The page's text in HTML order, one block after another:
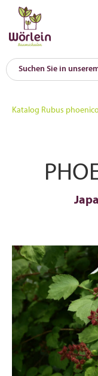
Katalog Rubus